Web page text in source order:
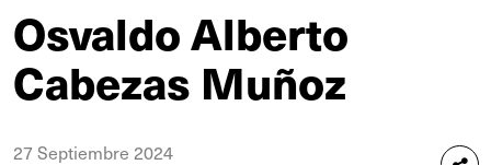
Osvaldo Alberto
Cabezas Muñoz
27 Septiembre 2024